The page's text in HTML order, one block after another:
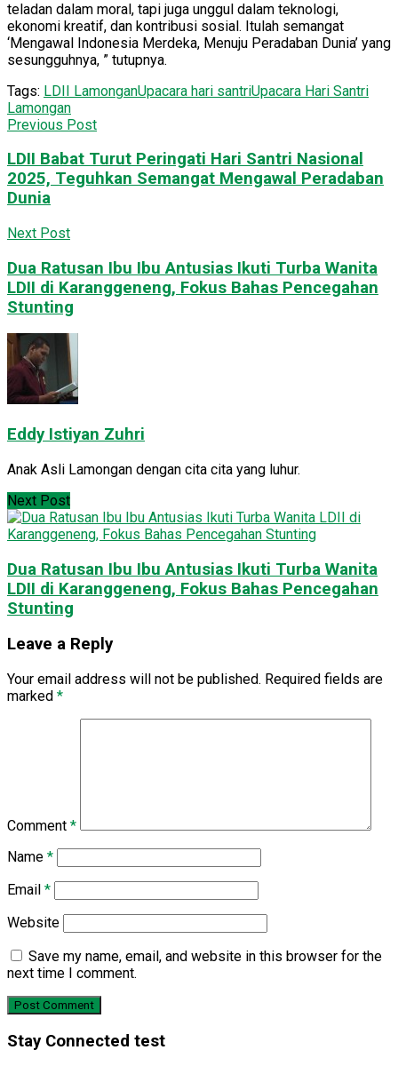
teladan dalam moral, tapi juga unggul dalam teknologi,
ekonomi kreatif, dan kontribusi sosial. Itulah semangat
‘Mengawal Indonesia Merdeka, Menuju Peradaban Dunia’ yang
sesungguhnya, ” tutupnya.
Tags: LDII LamonganUpacara hari santriUpacara Hari Santri
Lamongan
Previous Post
LDII Babat Turut Peringati Hari Santri Nasional
2025, Teguhkan Semangat Mengawal Peradaban
Dunia
Next Post
Dua Ratusan Ibu Ibu Antusias Ikuti Turba Wanita
LDII di Karanggeneng, Fokus Bahas Pencegahan
Stunting
Eddy Istiyan Zuhri
Anak Asli Lamongan dengan cita cita yang luhur.
Next Post
Dua Ratusan Ibu Ibu Antusias Ikuti Turba Wanita
LDII di Karanggeneng, Fokus Bahas Pencegahan
Stunting
Leave a Reply
Your email address will not be published. Required fields are
marked *
Comment *
Name *
Email *
Website
Save my name, email, and website in this browser for the
next time I comment.
Stay Connected test